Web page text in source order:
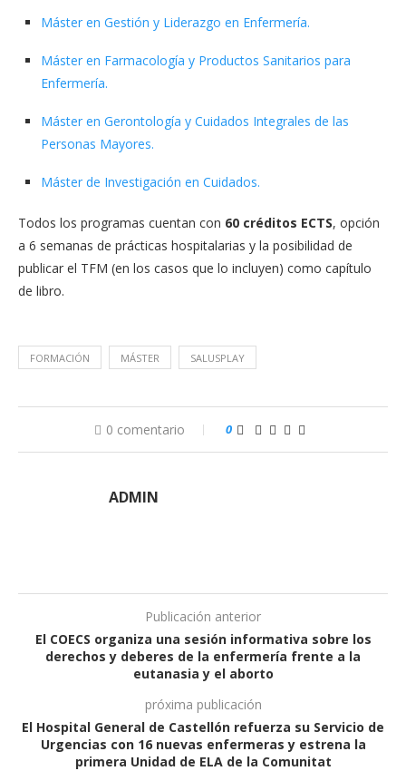
Máster en Gestión y Liderazgo en Enfermería.
Máster en Farmacología y Productos Sanitarios para
Enfermería.
Máster en Gerontología y Cuidados Integrales de las
Personas Mayores.
Máster de Investigación en Cuidados.
Todos los programas cuentan con 60 créditos ECTS, opción
a 6 semanas de prácticas hospitalarias y la posibilidad de
publicar el TFM (en los casos que lo incluyen) como capítulo
de libro.
FORMACIÓN MÁSTER SALUSPLAY
0 comentario 0
ADMIN
Publicación anterior
El COECS organiza una sesión informativa sobre los
derechos y deberes de la enfermería frente a la
eutanasia y el aborto
próxima publicación
El Hospital General de Castellón refuerza su Servicio de
Urgencias con 16 nuevas enfermeras y estrena la
primera Unidad de ELA de la Comunitat